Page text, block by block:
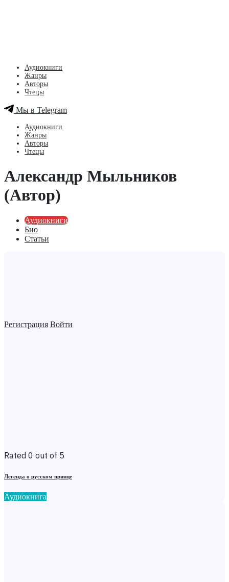
Регистрация Войти
Аудиокниги
Жанры
Авторы
Чтецы
Мы в Telegram
Аудиокниги
Жанры
Авторы
Чтецы
Александр Мыльников
(Автор)
Аудиокниги
Био
Статьи
Rated 0 out of 5
Легенда о русском принце
Аудиокнига